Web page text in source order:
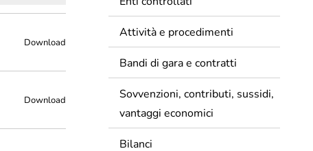
Download
Download
Attività e procedimenti
Bandi di gara e contratti
Sovvenzioni, contributi, sussidi,
vantaggi economici
Bilanci